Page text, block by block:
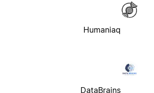
Humaniaq
DataBrains